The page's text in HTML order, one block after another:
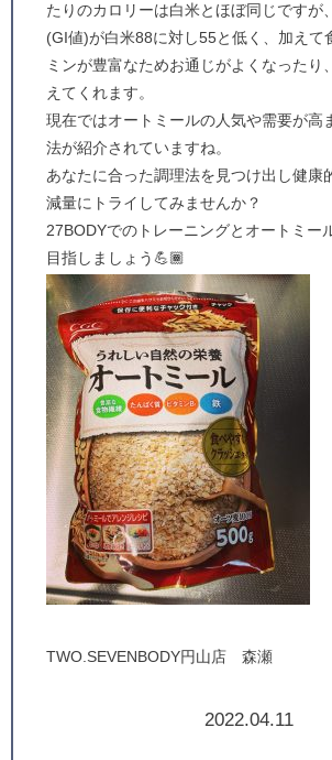
たりのカロリーは白米とほぼ同じですが
(GI値)が白米88に対し55と低く、加えて
ミンが豊富なためお通じがよくなったり
えてくれます。
現在ではオートミールの人気や需要が高
法が紹介されていますね。
あなたに合った調理法を見つけ出し健康
減量にトライしてみませんか？
27BODYでのトレーニングとオートミー
目指しましょう💪🏾
TWO.SEVENBODY円山店 森瀬
2022.04.11